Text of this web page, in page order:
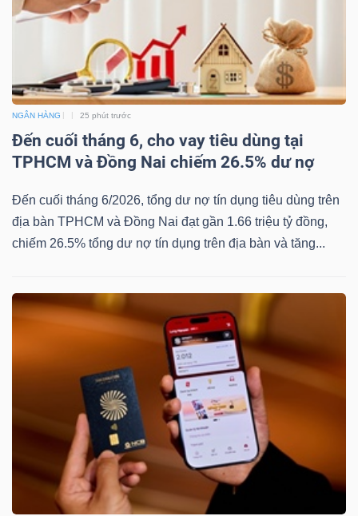
NGÂN HÀNG 25 phút trước
Đến cuối tháng 6, cho vay tiêu dùng tại
TPHCM và Đồng Nai chiếm 26.5% dư nợ
Đến cuối tháng 6/2026, tổng dư nợ tín dụng tiêu dùng trên
địa bàn TPHCM và Đồng Nai đạt gần 1.66 triệu tỷ đồng,
chiếm 26.5% tổng dư nợ tín dụng trên địa bàn và tăng...